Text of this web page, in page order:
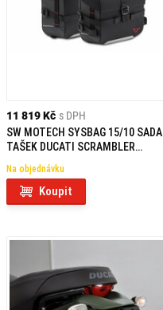
11 819 Kč s DPH
SW MOTECH SYSBAG 15/10 SADA
TAŠEK DUCATI SCRAMBLER
Na objednávku
Koupit